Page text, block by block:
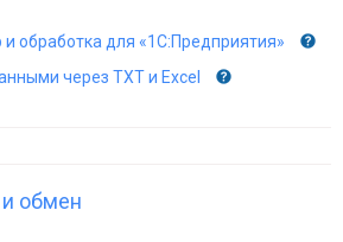
обработка для «1С:Предприятия»
через TXT и Excel
и обмен